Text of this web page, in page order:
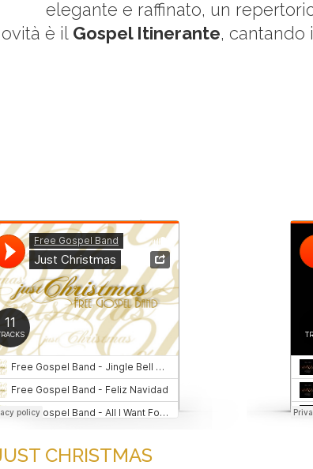
elegante e raffinato, un
è il Gospel Itinerante, cantando
CHRISTMAS